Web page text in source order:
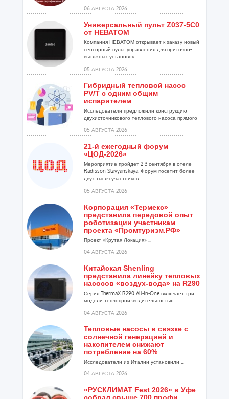
06 АВГУСТА 2026
Универсальный пульт Z037-5C0
от НЕВАТОМ
Компания НЕВАТОМ открывает к заказу новый
сенсорный пульт управления для приточно-
вытяжных установок...
05 АВГУСТА 2026
Гибридный тепловой насос
PV/T с одним общим
испарителем
Исследователи предложили конструкцию
двухисточникового теплового насоса прямого
05 АВГУСТА 2026
21-й ежегодный форум
«ЦОД-2026»
Мероприятие пройдет 2-3 сентября в отеле
Radisson Slavyanskaya. Форум посетит более
двух тысяч участников...
05 АВГУСТА 2026
Корпорация «Термекс»
представила передовой опыт
роботизации участникам
проекта «Промтуризм.РФ»
Проект «Крутая Локация» ...
04 АВГУСТА 2026
Китайская Shenling
представила линейку тепловых
насосов «воздух-вода» на R290
Серия ThermaX R290 All-In-One включает три
модели теплопроизводительностью ...
04 АВГУСТА 2026
Тепловые насосы в связке с
солнечной генерацией и
накопителем снижают
потребление на 60%
Исследователи из Италии установили ...
04 АВГУСТА 2026
«РУСКЛИМАТ Fest 2026» в Уфе
собрал свыше 700 профи